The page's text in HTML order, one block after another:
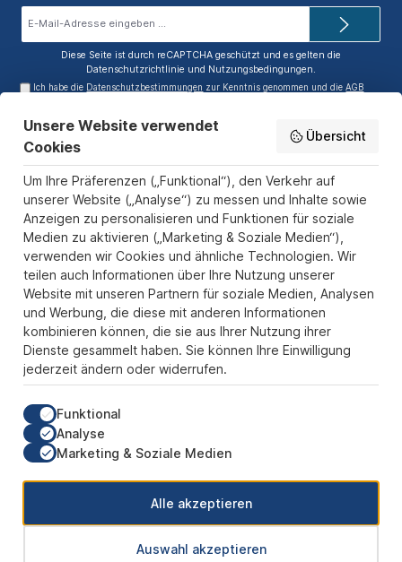
Diese Seite ist durch reCAPTCHA geschützt und es gelten die
Datenschutzrichtlinie und Nutzungsbedingungen.
Ich habe die Datenschutzbestimmungen zur Kenntnis genommen und dieAGB
Service-Hotline
Informationen
Zahlungs- und Versandarten
Sicher Einkaufen
Über uns
Der Pokal & Vereinsbedarf Onlineshop PokalExpress in Marl ist
Ihr Spezialist für Pokale, Medaillen und Trophäen aus Glas und
Resin, mit einem Fokus auf Säulenpokalen. Unser herausragender
Kundenservice zeichnet sich durch Schnelligkeit und
Zuverlässigkeit aus, um jedem Anlass gerecht zu werden. Wir
verstehen die Bedeutung jedes besonderen Moments und bieten
Erwartungen übertrifft. Ob online oder in unserem Showroom, bei
PokalExpress erwartet Sie Qualität, die begeistert, und ein
Unsere Communities
Unsere Website verwendet
Cookies
Übersicht
Um Ihre Präferenzen („Funktional“), den Verkehr auf
unserer Website („Analyse“) zu messen und Inhalte sowie
Anzeigen zu personalisieren und Funktionen für soziale
Medien zu aktivieren („Marketing & Soziale Medien“),
verwenden wir Cookies und ähnliche Technologien. Wir
teilen auch Informationen über Ihre Nutzung unserer
Website mit unseren Partnern für soziale Medien, Analysen
und Werbung, die diese mit anderen Informationen
kombinieren können, die sie aus Ihrer Nutzung ihrer
Dienste gesammelt haben. Sie können Ihre Einwilligung
jederzeit ändern oder widerrufen.
Funktional
Analyse
Marketing & Soziale Medien
Auswahl akzeptieren
Alle akzeptieren